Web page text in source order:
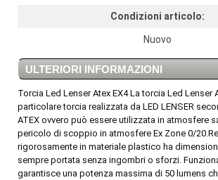
Condizioni articolo:
Nuovo
ULTERIORI INFORMAZIONI
Torcia Led Lenser Atex EX4 La torcia Led Lenser
particolare torcia realizzata da LED LENSER
ATEX ovvero può essere utilizzata in atmosfere
pericolo di scoppio in atmosfere Ex Zone 0/
rigorosamente in materiale plastico ha
sempre portata senza ingombri o sforzi.
garantisce una potenza massima di 50 lumens